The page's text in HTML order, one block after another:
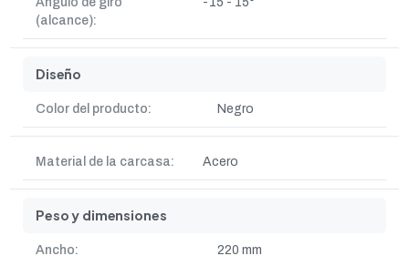
(alcance):
Diseño
Color del producto: Negro
Material de la carcasa: Acero
Peso y dimensiones
Ancho: 220 mm